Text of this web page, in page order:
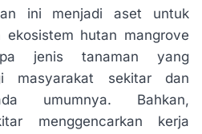
ini menjadi aset untuk
ekosistem hutan mangrove
jenis tanaman yang
masyarakat sekitar dan
umumnya. Bahkan,
menggencarkan kerja